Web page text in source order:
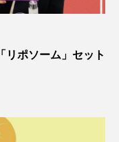
リポソーム」セット